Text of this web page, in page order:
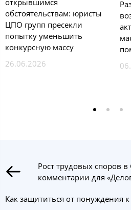
обстоятельствам: юристы
ЦПО групп пресекли
попытку уменьшить
конкурсную массу
26.06.2026
Рост трудовых споров
комментарии для
Как защититься от понуждения